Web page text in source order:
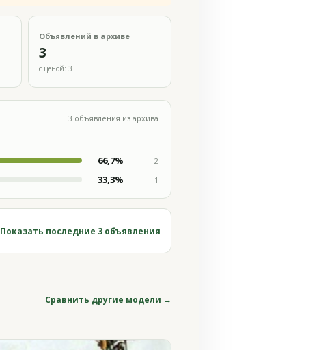
Объявлений в архиве
3
с ценой: 3
3 объявления из архива
66,7%
2
33,3% 1
Показать последние 3 объявления
Сравнить другие модели →